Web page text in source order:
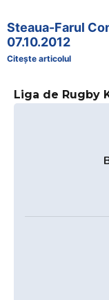
Steaua-Farul
07.10.2012
Citește articolul
Liga de Rugby